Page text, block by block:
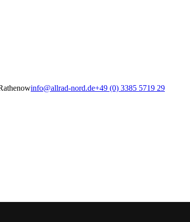
info@allrad-nord.de+49 (0) 3385 5719 29